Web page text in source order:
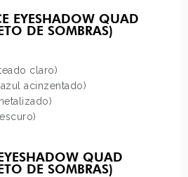
EYESHADOW QUAD
DE SOMBRAS)
claro)
acinzentado)
QUAD
DE SOMBRAS)